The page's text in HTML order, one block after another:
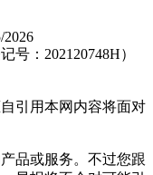
2026
号：202120748H）
引用本网内容将面对
品或服务。不过您跟